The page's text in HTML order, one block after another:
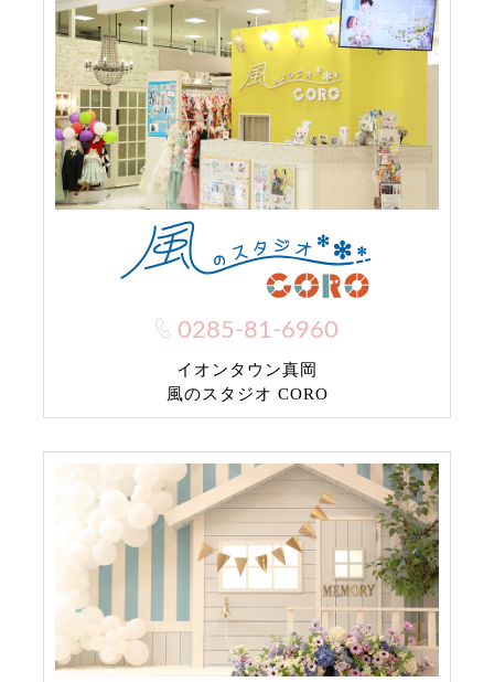
0285-81-6960
イオンタウン真岡
風のスタジオ CORO